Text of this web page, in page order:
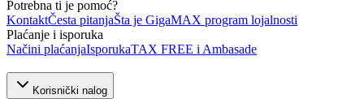
Potrebna ti je pomoć?
KontaktČesta pitanjaŠta je GigaMAX program lojalnosti
Plaćanje i isporuka
Načini plaćanjaIsporukaTAX FREE i Ambasade
Korisnički nalog